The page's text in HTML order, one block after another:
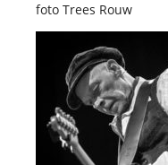
foto Trees Rouw